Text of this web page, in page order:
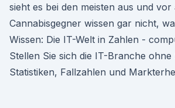
sieht es bei den meisten aus und vor
Cannabisgegner wissen gar nicht,
Wissen: Die IT-Welt in Zahlen -
Stellen Sie sich die IT-Branche ohne
Statistiken, Fallzahlen und